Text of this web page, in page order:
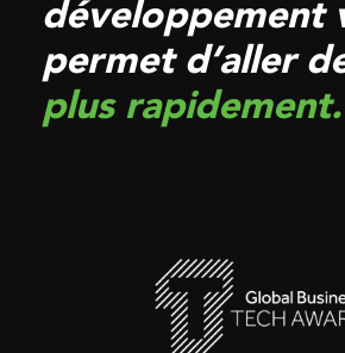
développement
permet d’aller
plusrapidement.